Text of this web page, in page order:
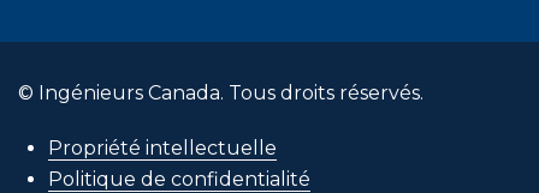
© Ingénieurs Canada. Tous droits réservés.
Propriété intellectuelle
Politique de confidentialité